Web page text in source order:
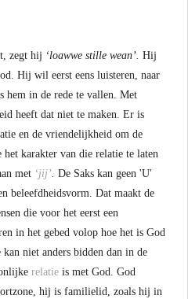
zegt hij ‘loawwe stille wean’. Hij
Hij wil eerst eens luisteren, naar
hem in de rede te vallen. Met
heeft dat niet te maken. Er is
en de vriendelijkheid om de
karakter van die relatie te laten
met ‘jij’. De Saks kan geen 'U'
beleefdheidsvorm. Dat maakt de
die voor het eerst een
in het gebed volop hoe het is God
kan niet anders bidden dan in de
relatie is met God. God
hij is familielid, zoals hij in